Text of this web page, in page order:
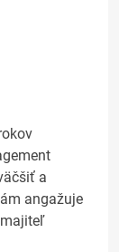
a
angažuje